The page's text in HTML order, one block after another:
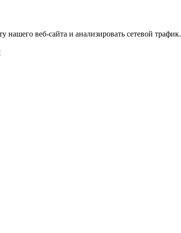
веб-сайта и анализировать сетевой трафик.